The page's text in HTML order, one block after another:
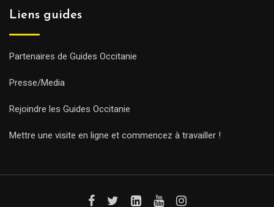
Liens guides
Partenaires de Guides Occitanie
Presse/Media
Rejoindre les Guides Occitanie
Mettre une visite en ligne et commencez à travailler !